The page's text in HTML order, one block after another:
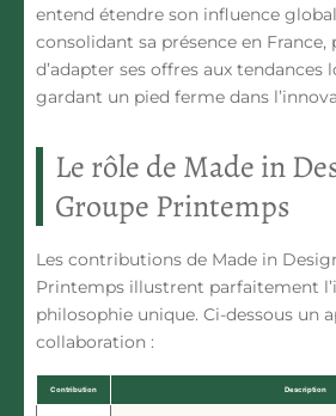
entend étendre son influence
consolidant sa présence en France,
d’adapter ses offres aux tendances
gardant un pied ferme dans
Le rôle de Made in
Groupe Printemps
Les contributions de Made in
Printemps illustrent parfaitement
philosophie unique. Ci-dessous un
collaboration :
Contribution Description